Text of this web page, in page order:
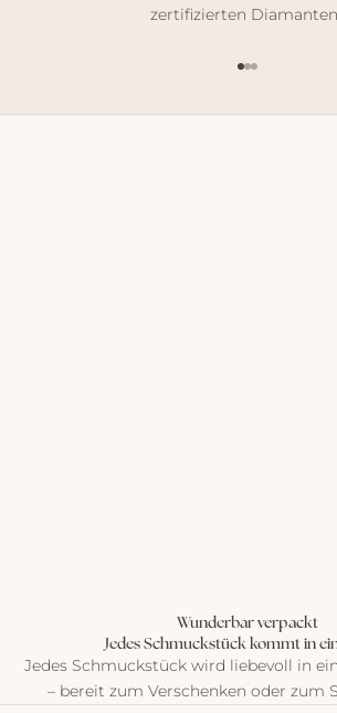
zertifizierten
Gehe zu
Gehe zu
Gehe zu
Wunderbar verpackt
Jedes Schmuckstück kommt in
Jedes Schmuckstück wird liebevoll in
– bereit zum Verschenken oder zum